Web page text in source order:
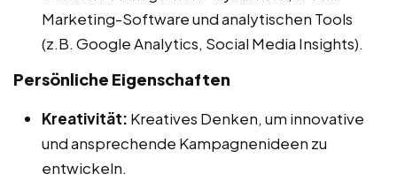
Marketing-Software und analytischen Tools
(z.B. Google Analytics, Social Media Insights).
Persönliche Eigenschaften
Kreativität: Kreatives Denken, um innovative
und ansprechende Kampagnenideen zu
entwickeln.